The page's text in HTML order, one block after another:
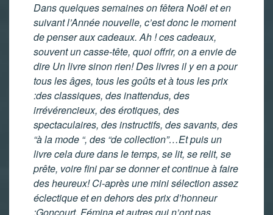
Dans quelques semaines on fêtera Noël et en
suivant l’Année nouvelle, c’est donc le moment
de penser aux cadeaux. Ah ! ces cadeaux,
souvent un casse-tête, quoi offrir, on a envie de
dire Un livre sinon rien! Des livres il y en a pour
tous les âges, tous les goûts et à tous les prix
:des classiques, des inattendus, des
irrévérencieux, des érotiques, des
spectaculaires, des instructifs, des savants, des
“à la mode “, des “de collection”…Et puis un
livre cela dure dans le temps, se lit, se relit, se
prête, voire fini par se donner et continue à faire
des heureux! Ci-après une mini sélection assez
éclectique et en dehors des prix d’honneur